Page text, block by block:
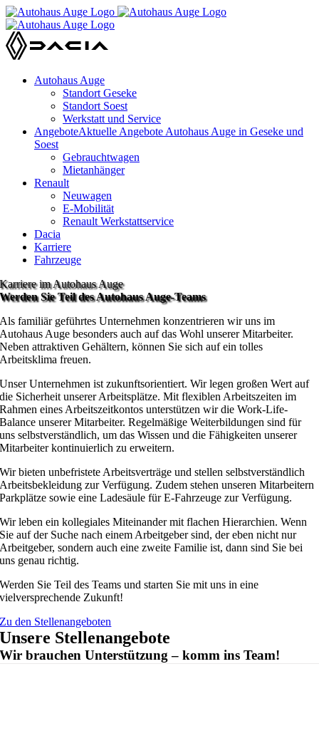
Zum
Inhalt
springen
Autohaus Auge
Standort Geseke
Standort Soest
Werkstatt und Service
AngeboteAktuelle Angebote Autohaus Auge in Geseke und
Soest
Gebrauchtwagen
Mietanhänger
Renault
Neuwagen
E-Mobilität
Renault Werkstattservice
Dacia
Karriere
Fahrzeuge
Karriere im Autohaus Auge
Werden Sie Teil des Autohaus Auge-Teams
Als familiär geführtes Unternehmen konzentrieren wir uns im
Autohaus Auge besonders auch auf das Wohl unserer Mitarbeiter.
Neben attraktiven Gehältern, können Sie sich auf ein tolles
Arbeitsklima freuen.
Unser Unternehmen ist zukunftsorientiert. Wir legen großen Wert auf
die Sicherheit unserer Arbeitsplätze. Mit flexiblen Arbeitszeiten im
Rahmen eines Arbeitszeitkontos unterstützen wir die Work-Life-
Balance unserer Mitarbeiter. Regelmäßige Weiterbildungen sind für
uns selbstverständlich, um das Wissen und die Fähigkeiten unserer
Mitarbeiter kontinuierlich zu erweitern.
Wir bieten unbefristete Arbeitsverträge und stellen selbstverständlich
Arbeitsbekleidung zur Verfügung. Zudem stehen unseren Mitarbeitern
Parkplätze sowie eine Ladesäule für E-Fahrzeuge zur Verfügung.
Wir leben ein kollegiales Miteinander mit flachen Hierarchien. Wenn
Sie auf der Suche nach einem Arbeitgeber sind, der eben nicht nur
Arbeitgeber, sondern auch eine zweite Familie ist, dann sind Sie bei
uns genau richtig.
Werden Sie Teil des Teams und starten Sie mit uns in eine
vielversprechende Zukunft!
Zu den Stellenangeboten
Unsere Stellenangebote
Wir brauchen Unterstützung – komm ins Team!